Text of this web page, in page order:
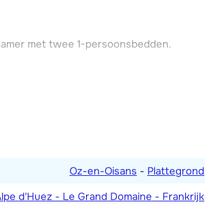
In het hoofdgebouw zijn een
in het hoofdgebouw gelegen.
met twee 1-persoonsbedden.
Oz-en-Oisans - Plattegrond
d'Huez - Le Grand Domaine - Frankrijk